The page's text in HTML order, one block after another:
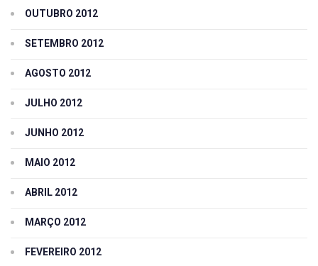
OUTUBRO 2012
SETEMBRO 2012
AGOSTO 2012
JULHO 2012
JUNHO 2012
MAIO 2012
ABRIL 2012
MARÇO 2012
FEVEREIRO 2012